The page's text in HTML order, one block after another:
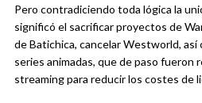
Pero contradiciendo toda lógica la
significó el sacrificar proyectos de
de Batichica, cancelar Westworld, así
series animadas, que de paso fueron
streaming para reducir los costes de